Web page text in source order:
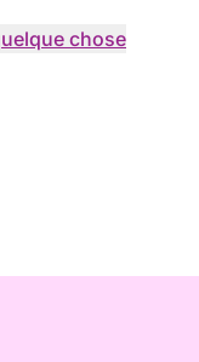
chose